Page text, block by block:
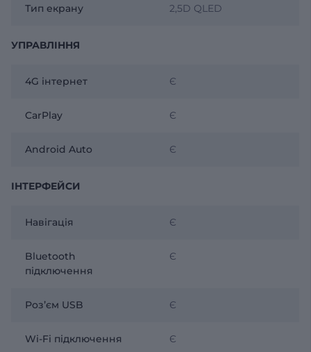
Тип екрану 2,5D QLED
УПРАВЛІННЯ
4G інтернет Є
CarPlay Є
Android Auto Є
ІНТЕРФЕЙСИ
Навігація Є
Bluetooth
підключення
Є
Розʼєм USB Є
Wi-Fi підключення Є